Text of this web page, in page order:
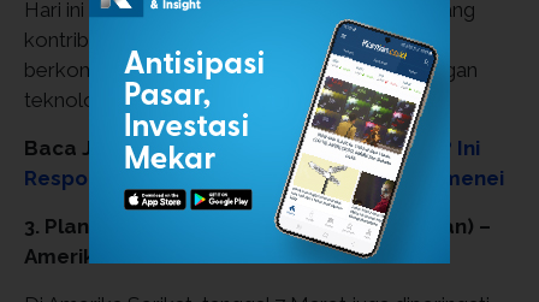
Hari ini sering dijadikan momen untuk mengenang
kontribusi Bell dalam mengubah cara manusia
berkomunikasi dan mempercepat perkembangan
teknologi global.
Baca Juga:Apa Arti Masa Berkabung Iran? Ini
Respon Pasca Wafatnya Ayatollah Ali Khamenei
3. Plant Power Day (Hari Kekuatan Tanaman) –
Amerika Serikat